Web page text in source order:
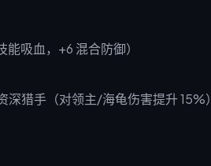
吸血，+6 混合防御）
猎手（对领主/海龟伤害提升 15%）